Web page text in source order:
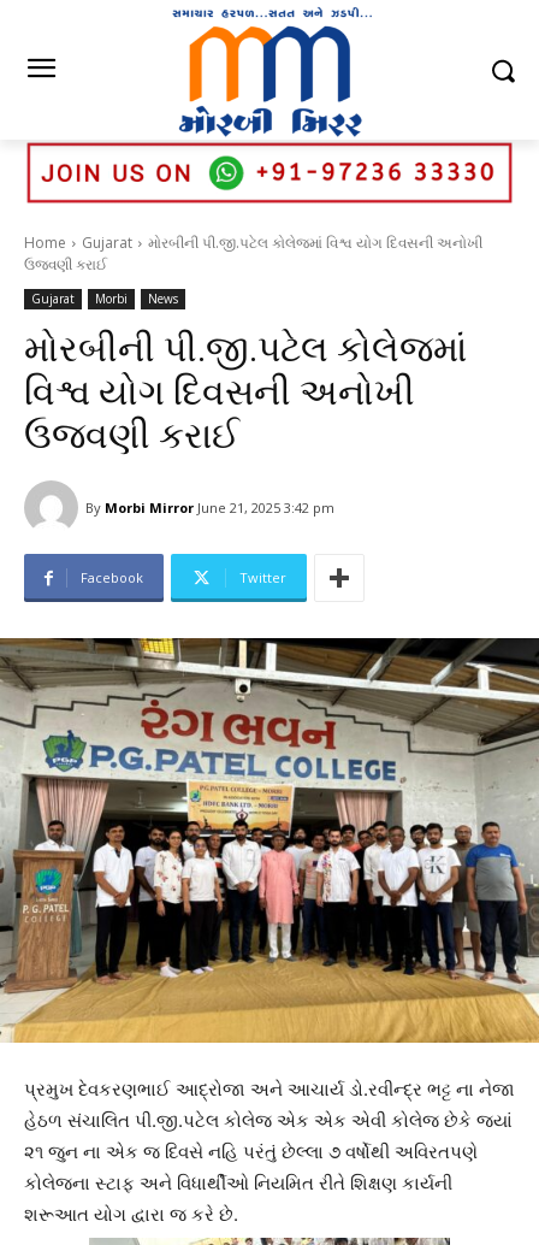
Home Gujarat
મોરબીની પી.જી.પટેલ કોલેજમાં વિશ્વ યોગ દિવસની અનોખી
ઉજવણી કરાઈ
Gujarat Morbi News
મોરબીની પી.જી.પટેલ કોલેજમાં
વિશ્વ યોગ દિવસની અનોખી
ઉજવણી કરાઈ
By Morbi Mirror June 21, 2025 3:42 pm
Facebook Twitter
પ્રમુખ દેવકરણભાઈ આદ્રોજા અને આચાર્ય ડો.રવીન્દ્ર ભટ્ટ ના નેજા
હેઠળ સંચાલિત પી.જી.પટેલ કોલેજ એક એક એવી કોલેજ છેકે જ્યાં
૨૧ જુન ના એક જ દિવસે નહિ પરંતું છેલ્લા ૭ વર્ષોથી અવિરતપણે
કોલેજના સ્ટાફ અને વિધાર્થીઓ નિયમિત રીતે શિક્ષણ કાર્યની
શરૂઆત યોગ દ્વારા જ કરે છે.